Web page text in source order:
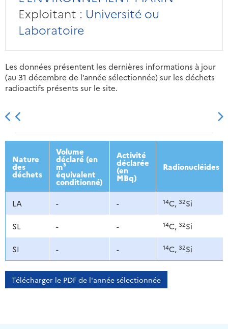
Exploitant : Université ou
Laboratoire
Les données présentent les dernières informations à jour
(au 31 décembre de l’année sélectionnée) sur les déchets
radioactifs présents sur le site.
2013 2014 2015 2016
Nature
des
déchets
Volume
déclaré (en
m³
équivalent
conditionné)
Activité
déclarée
(en
MBq)
Radionucléides
LA - - 14C, 32Si
SL - - 14C, 32Si
SI - - 14C, 32Si
Télécharger le PDF de l'année sélectionnée